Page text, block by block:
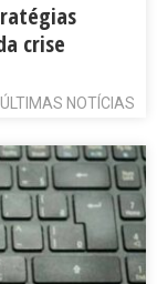
crise
ÚLTIMAS NOTÍCIAS